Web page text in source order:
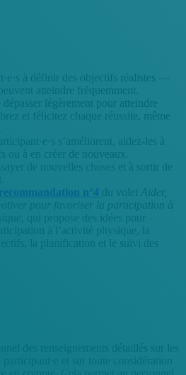
à définir des objectifs réalistes —
atteindre fréquemment.
dépasser légèrement pour atteindre
et félicitez chaque réussite, même
s’améliorent, aidez-les à
ou à en créer de nouveaux.
de nouvelles choses et à sortir de
recommandation n°4 du volet
Aider,
pour favoriser la participation à
, qui propose des idées pour